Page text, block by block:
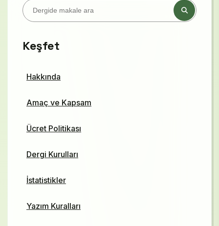
Keşfet
Hakkında
Amaç ve Kapsam
Ücret Politikası
Dergi Kurulları
İstatistikler
Yazım Kuralları